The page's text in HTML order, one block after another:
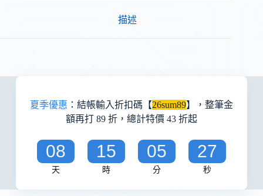
描述
夏季優惠 ：結帳輸入折扣碼【26sum89】，整筆金
額再打 89 折，總計特價 43 折起
08
天
15
時
05
分
26
秒